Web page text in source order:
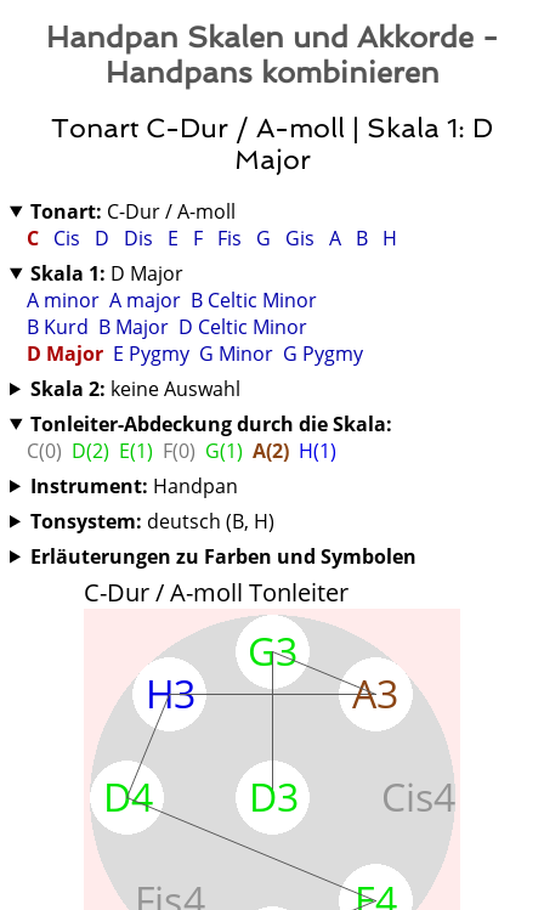
Handpan Skalen und Akkorde -
Handpans kombinieren
Tonart C-Dur / A-moll | Skala 1: D
Major
Tonart: C-Dur / A-moll
C Cis D Dis E F Fis G Gis A B H
Skala 1: D Major
A minor A major B Celtic Minor
B Kurd B Major D Celtic Minor
D Major E Pygmy G Minor G Pygmy
Skala 2: keine Auswahl
Tonleiter-Abdeckung durch die Skala:
C(0) D(2) E(1) F(0) G(1) A(2) H(1)
Instrument: Handpan
Tonsystem: deutsch (B, H)
Erläuterungen zu Farben und Symbolen
C-Dur / A-moll Tonleiter